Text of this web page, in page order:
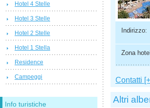
Indirizzo:
Zona
Contatti
Altri
Hotel 4 Stelle
Hotel 3 Stelle
Hotel 2 Stelle
Hotel 1 Stella
Residence
Campeggi
Info turistiche